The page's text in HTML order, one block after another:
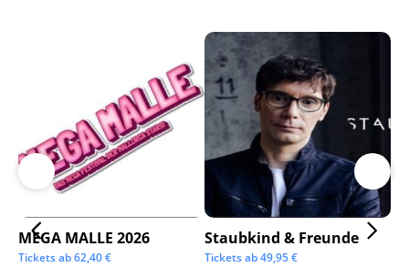
MEGA MALLE 2026
Tickets ab62,40€
Staubkind & Freunde
Tickets ab49,95€